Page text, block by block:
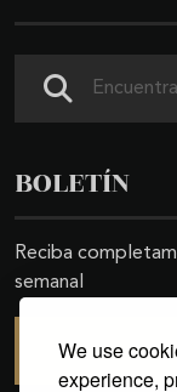
We use
experience,
BOLETÍN
Reciba
semanal